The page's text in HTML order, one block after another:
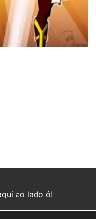
ao lado ó!